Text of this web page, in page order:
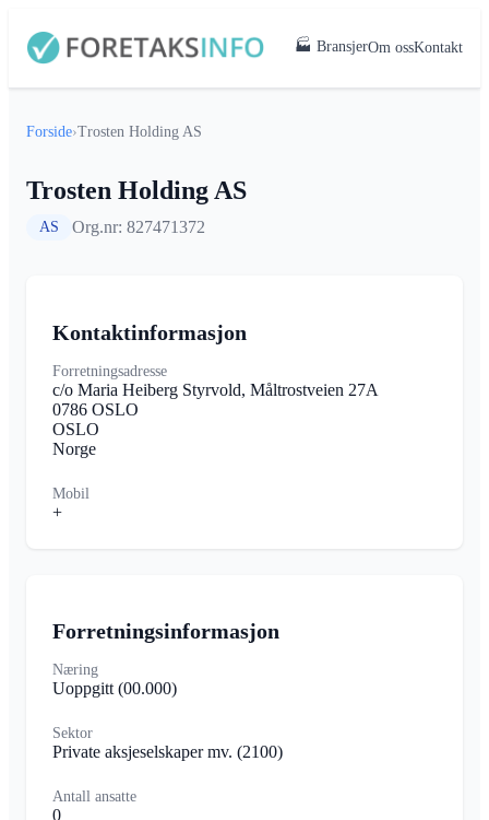
🏭 BransjerOm ossKontakt
Forside›Trosten Holding AS
Trosten Holding AS
AS Org.nr: 827471372
Kontaktinformasjon
Forretningsadresse
c/o Maria Heiberg Styrvold, Måltrostveien 27A
0786 OSLO
OSLO
Norge
Mobil
+
Forretningsinformasjon
Næring
Uoppgitt (00.000)
Sektor
Private aksjeselskaper mv. (2100)
Antall ansatte
0